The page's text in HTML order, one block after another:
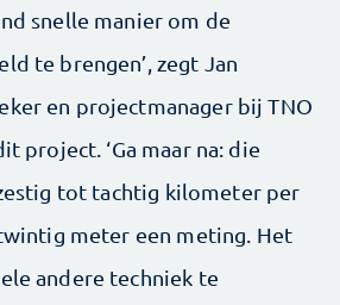
snelle manier om de
te brengen’, zegt Jan
en projectmanager bij TNO
project. ‘Ga maar na: die
tot tachtig kilometer per
meter een meting. Het
andere techniek te